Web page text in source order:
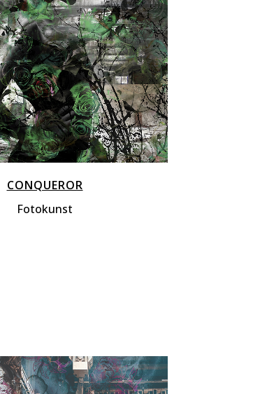
ZOOM VIEW
CONQUEROR
Fotokunst